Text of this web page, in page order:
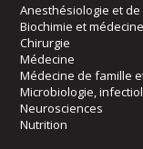
Anesthésiologie et
Biochimie et
Chirurgie
Médecine
Médecine de famille
Microbiologie,
Neurosciences
Nutrition